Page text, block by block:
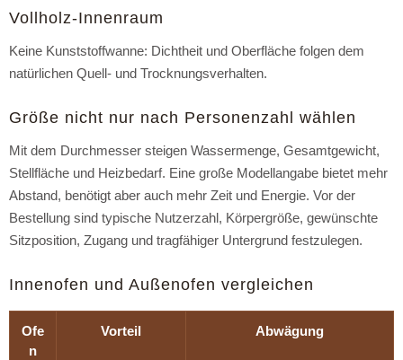
Vollholz-Innenraum
Keine Kunststoffwanne: Dichtheit und Oberfläche folgen dem
natürlichen Quell- und Trocknungsverhalten.
Größe nicht nur nach Personenzahl wählen
Mit dem Durchmesser steigen Wassermenge, Gesamtgewicht,
Stellfläche und Heizbedarf. Eine große Modellangabe bietet mehr
Abstand, benötigt aber auch mehr Zeit und Energie. Vor der
Bestellung sind typische Nutzerzahl, Körpergröße, gewünschte
Sitzposition, Zugang und tragfähiger Untergrund festzulegen.
Innenofen und Außenofen vergleichen
Ofe
n
Vorteil Abwägung